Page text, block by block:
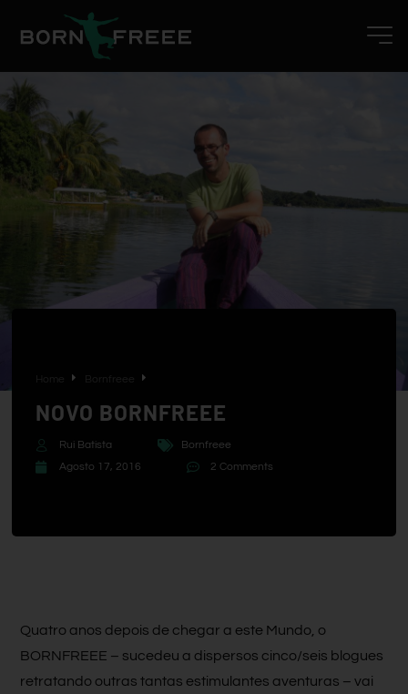
NOVO BORNFREEE
Rui Batista
Bornfreee
Agosto 17, 2016
2 Comments
Quatro anos depois de chegar a este Mundo, o
BORNFREEE – sucedeu a dispersos cinco/seis blogues
retratando outras tantas estimulantes aventuras – vai